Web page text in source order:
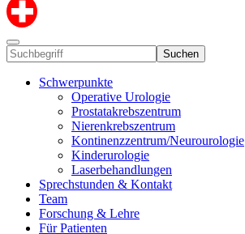
Suchen
Schwerpunkte
Operative Urologie
Prostatakrebszentrum
Nierenkrebszentrum
Kontinenzzentrum/Neurourologie
Kinderurologie
Laserbehandlungen
Sprechstunden & Kontakt
Team
Forschung & Lehre
Für Patienten